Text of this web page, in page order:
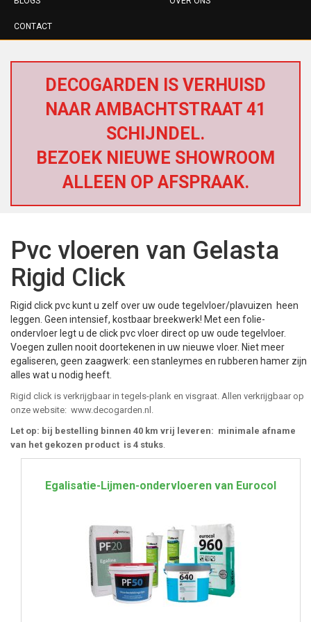
CONTACT
DECOGARDEN IS VERHUISD
NAAR AMBACHTSTRAAT 41
SCHIJNDEL.
BEZOEK NIEUWE SHOWROOM
ALLEEN OP AFSPRAAK.
Pvc vloeren van Gelasta
Rigid Click
Rigid click pvc kunt u zelf over uw oude tegelvloer/plavuizen heen
leggen. Geen intensief, kostbaar breekwerk! Met een folie-
ondervloer legt u de click pvc vloer direct op uw oude tegelvloer.
Voegen zullen nooit doortekenen in uw nieuwe vloer. Niet meer
egaliseren, geen zaagwerk: een stanleymes en rubberen hamer zijn
alles wat u nodig heeft.
Rigid click is verkrijgbaar in tegels-plank en visgraat. Allen verkrijgbaar op
onze website: www.decogarden.nl.
Let op: bij bestelling binnen 40 km vrij leveren: minimale afname
van het gekozen product is 4 stuks.
Egalisatie-Lijmen-ondervloeren van Eurocol